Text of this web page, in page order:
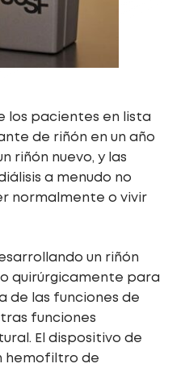
los pacientes en lista
de riñón en un año
riñón nuevo, y las
a menudo no
normalmente o vivir
un riñón
quirúrgicamente para
de las funciones de
funciones
El dispositivo de
hemofiltro de